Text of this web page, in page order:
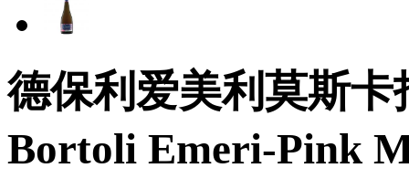
德保利爱美利莫斯
Bortoli Emeri-Pink